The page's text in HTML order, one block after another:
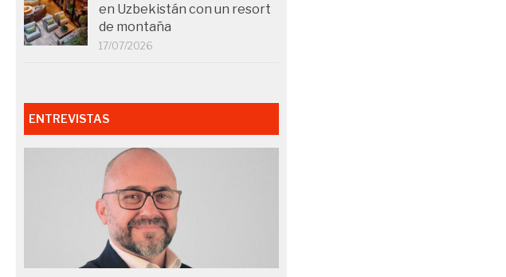
en Uzbekistán con un resort
de montaña
17/07/2026
ENTREVISTAS